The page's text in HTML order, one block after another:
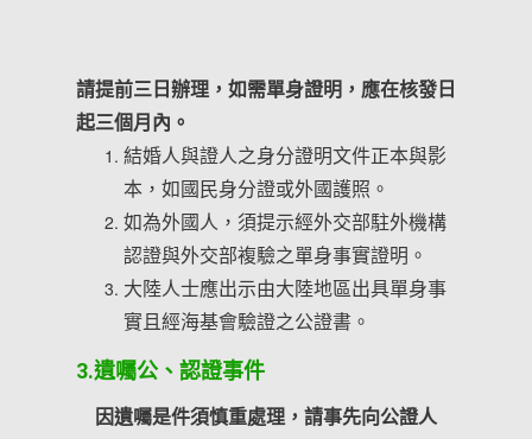
3.遺囑公、認證事件
因遺囑是件須慎重處理，請事先向公證人
請提前三日辦理，如需單身證明，應在核發日
起三個月內。
結婚人與證人之身分證明文件正本與影
本，如國民身分證或外國護照。
如為外國人，須提示經外交部駐外機構
認證與外交部複驗之單身事實證明。
大陸人士應出示由大陸地區出具單身事
實且經海基會驗證之公證書。